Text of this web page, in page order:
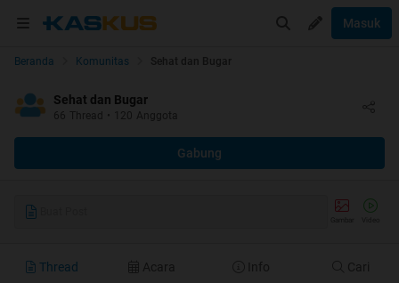
Masuk
Beranda Komunitas Sehat dan Bugar
Sehat dan Bugar
66 Thread • 120 Anggota
Gabung
Thread Acara Info Cari